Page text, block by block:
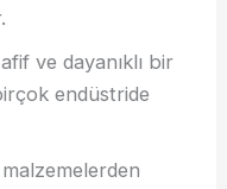
ve dayanıklı bir
endüstride
malzemelerden